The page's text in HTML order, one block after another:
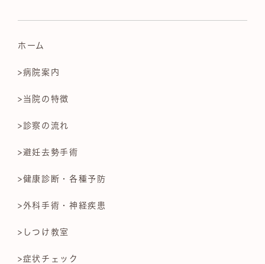
ホーム
>病院案内
>当院の特徴
>診察の流れ
>避妊去勢手術
>健康診断・各種予防
>外科手術・神経疾患
>しつけ教室
>症状チェック